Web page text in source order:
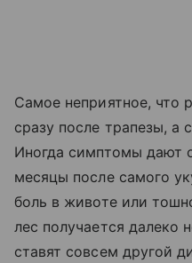
Самое неприятное, что
сразу после трапезы, а
Иногда симптомы дают
месяцы после самого
боль в животе или
лес получается далеко
ставят совсем другой